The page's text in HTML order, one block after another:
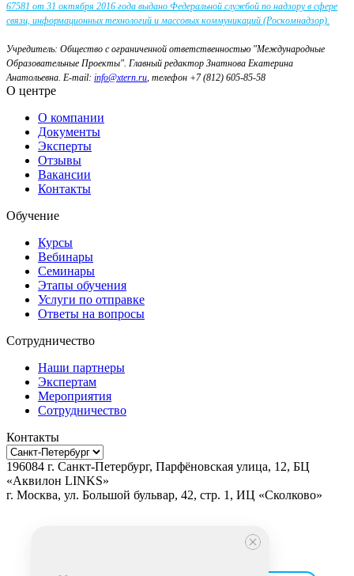
67581 от 31 октября 2016 года выдано Федеральной службой по надзору в сфере
связи, информационных технологий и массовых коммуникаций (Роскомнадзор).
Учредитель: Общество с ограниченной ответственностью "Международные
Образовательные Проекты". Главный редактор Знатнова Екатерина
Анатольевна. E-mail: info@xtern.ru, телефон +7 (812) 605-85-58
О центре
О компании
Документы
Эксперты
Отзывы
Вакансии
Контакты
Обучение
Курсы
Вебинары
Семинары
Этапы обучения
Услуги по отправке
Ответы на вопросы
Сотрудничество
Наши партнеры
Экспертам
Мероприятия
Сотрудничество
Контакты
196084 г. Санкт-Петербург, Парфёновская улица, 12, БЦ
«Аквилон LINKS»
г. Москва, ул. Большой бульвар, 42, стр. 1, ИЦ «Сколково»